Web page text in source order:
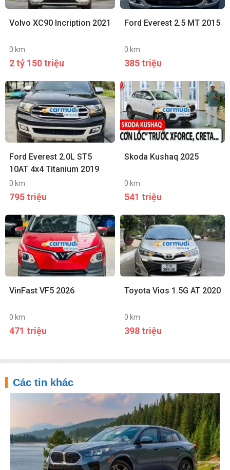
Volvo XC90 Incription 2021
0 km
2 tỷ 150 triệu
Ford Everest 2.5 MT 2015
0 km
385 triệu
Ford Everest 2.0L ST5
10AT 4x4 Titanium 2019
0 km
795 triệu
Skoda Kushaq 2025
0 km
541 triệu
VinFast VF5 2026
0 km
471 triệu
Toyota Vios 1.5G AT 2020
0 km
398 triệu
Các tin khác